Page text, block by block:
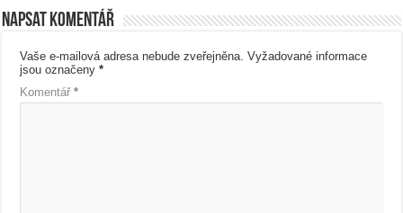
Napsat komentář
Vaše e-mailová adresa nebude zveřejněna. Vyžadované informace
jsou označeny*
Komentář*